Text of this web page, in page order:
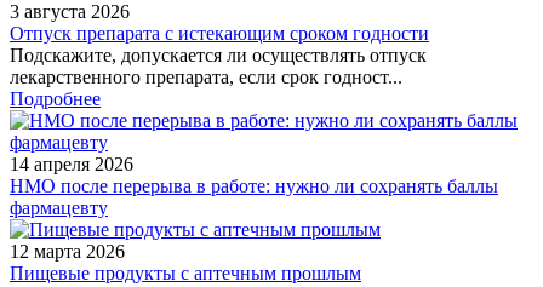
3 августа 2026
Отпуск препарата с истекающим сроком годности
Подскажите, допускается ли осуществлять отпуск
лекарственного препарата, если срок годност...
Подробнее
14 апреля 2026
НМО после перерыва в работе: нужно ли сохранять баллы
фармацевту
12 марта 2026
Пищевые продукты с аптечным прошлым